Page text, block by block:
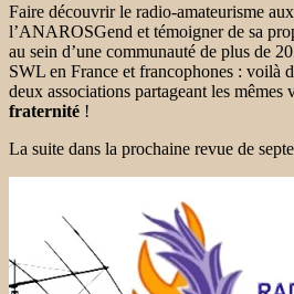
Faire découvrir le radio-amateurisme
l’ANAROSGend et témoigner de sa
au sein d’une communauté de plus de
SWL en France et francophones : voilà
deux associations partageant les mêmes
fraternité !
La suite dans la prochaine revue de